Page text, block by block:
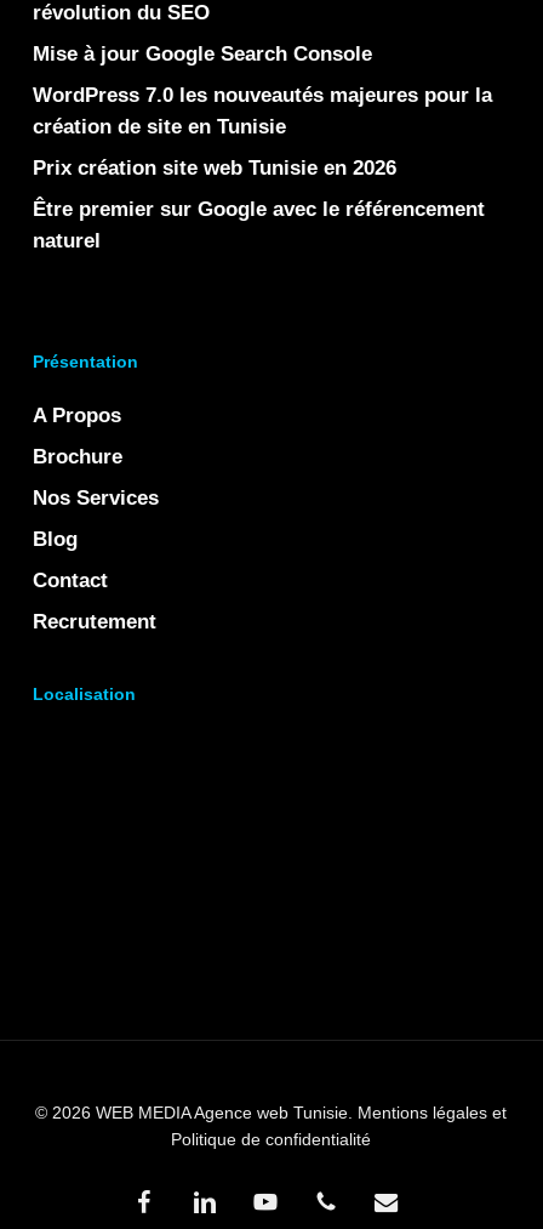
révolution du SEO
Mise à jour Google Search Console
WordPress 7.0 les nouveautés majeures pour la
création de site en Tunisie
Prix création site web Tunisie en 2026
Être premier sur Google avec le référencement
naturel
Présentation
A Propos
Brochure
Nos Services
Blog
Contact
Recrutement
Localisation
© 2026 WEB MEDIA Agence web Tunisie. Mentions légales et
Politique de confidentialité
facebooklinkedin youtube phone email